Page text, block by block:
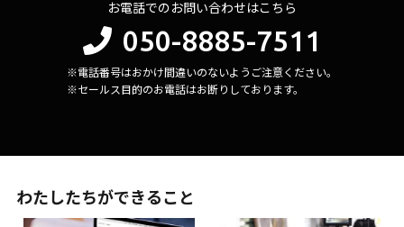
お電話でのお問い合わせはこちら
050-8885-7511
※電話番号はおかけ間違いのないようご注意ください。
※セールス目的のお電話はお断りしております。
わたしたちができること